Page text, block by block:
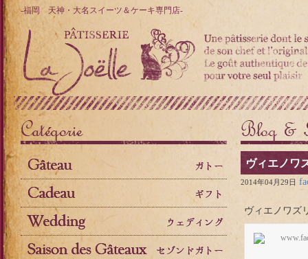
-福岡 天神・大名スイーツ＆ケーキ専門店-
ヴィエノワ
2014年04月29日
ヴィエノワズ